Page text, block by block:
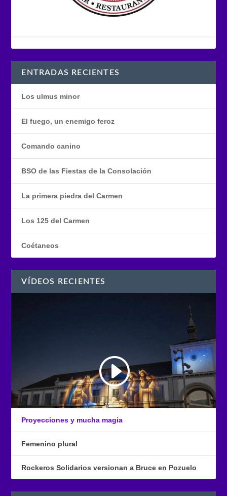
ENTRADAS RECIENTES
Los ulmus minor
El fuego, un enemigo feroz
Comando canino
BSO de las Fiestas de la Consolación
La primera piedra del Carmen
Los 125 del Carmen
Coétaneos
VÍDEOS RECIENTES
Proyecciones y mucha magia
Femenino plural
Rockeros Solidarios versionan a Bruce en Pozuelo